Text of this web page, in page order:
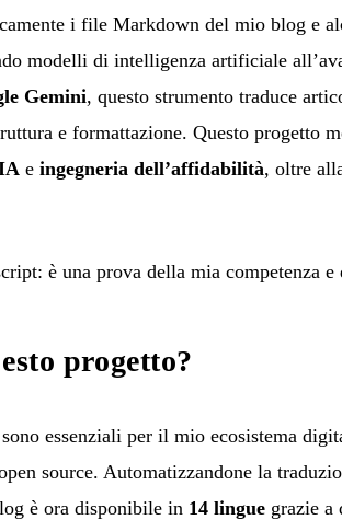
i file Markdown del mio blog e
modelli di intelligenza artificiale
Gemini, questo strumento traduce
e formattazione. Questo progetto
e ingegneria dell’affidabilità, oltre
è una prova della mia competenza
progetto?
essenziali per il mio ecosistema
source. Automatizzandone la
è ora disponibile in 14 lingue grazie